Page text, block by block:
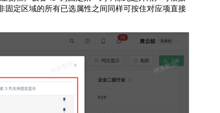
定区域的所有已选属性之间同样可按住对应项直接